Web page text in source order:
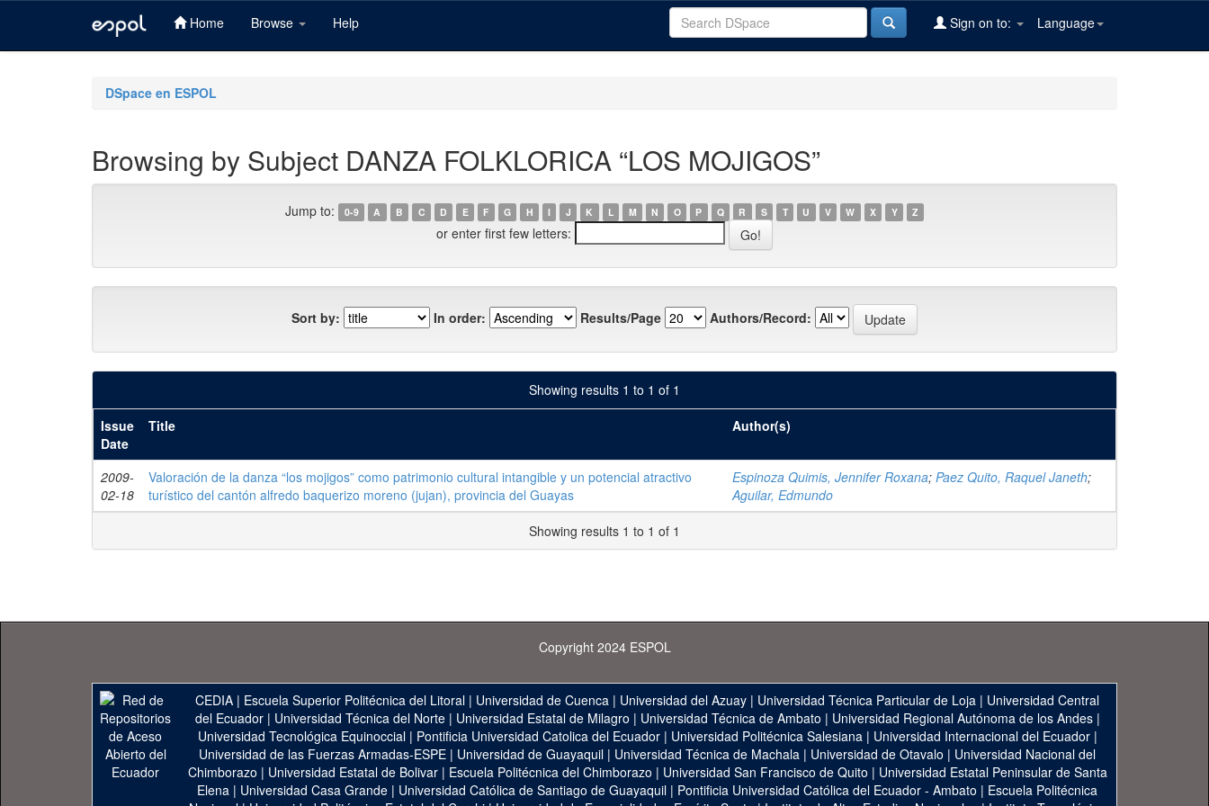
Home Browse Help Language
Sign on to:
DSpace en ESPOL
Browsing by Subject DANZA FOLKLORICA “LOS MOJIGOS”
Jump to: 0-9 A B C D E F G H I J K L M N O P Q R S T U V W X Y Z
or enter first few letters:
Sort by: In order: Results/Page Authors/Record:
Showing results 1 to 1 of 1
Issue
Date
Title Author(s)
2009-
02-18
Valoración de la danza “los mojigos” como patrimonio cultural intangible y un potencial atractivo
turístico del cantón alfredo baquerizo moreno (jujan), provincia del Guayas
Espinoza Quimis, Jennifer Roxana; Paez Quito, Raquel Janeth;
Aguilar, Edmundo
Showing results 1 to 1 of 1
Copyright 2024 ESPOL
CEDIA | Escuela Superior Politécnica del Litoral | Universidad de Cuenca | Universidad del Azuay | Universidad Técnica Particular de Loja | Universidad Central
del Ecuador| Universidad Técnica del Norte| Universidad Estatal de Milagro | Universidad Técnica de Ambato | Universidad Regional Autónoma de los Andes|
Universidad Tecnológica Equinoccial| Pontificia Universidad Catolica del Ecuador| Universidad Politécnica Salesiana| Universidad Internacional del Ecuador|
Universidad de las Fuerzas Armadas-ESPE | Universidad de Guayaquil | Universidad Técnica de Machala | Universidad de Otavalo | Universidad Nacional del
Chimborazo | Universidad Estatal de Bolivar| Escuela Politécnica del Chimborazo | Universidad San Francisco de Quito | Universidad Estatal Peninsular de Santa
Elena | Universidad Casa Grande | Universidad Católica de Santiago de Guayaquil | Pontificia Universidad Católica del Ecuador - Ambato | Escuela Politécnica